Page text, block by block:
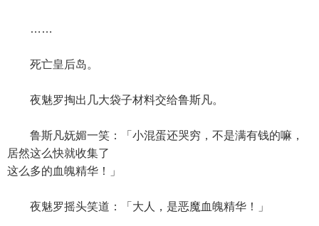
……
死亡皇后岛。
夜魅罗掏出几大袋子材料交给鲁斯凡。
鲁斯凡妩媚一笑：「小混蛋还哭穷，不是满有钱的嘛，
居然这么快就收集了
这么多的血魄精华！」
夜魅罗摇头笑道：「大人，是恶魔血魄精华！」